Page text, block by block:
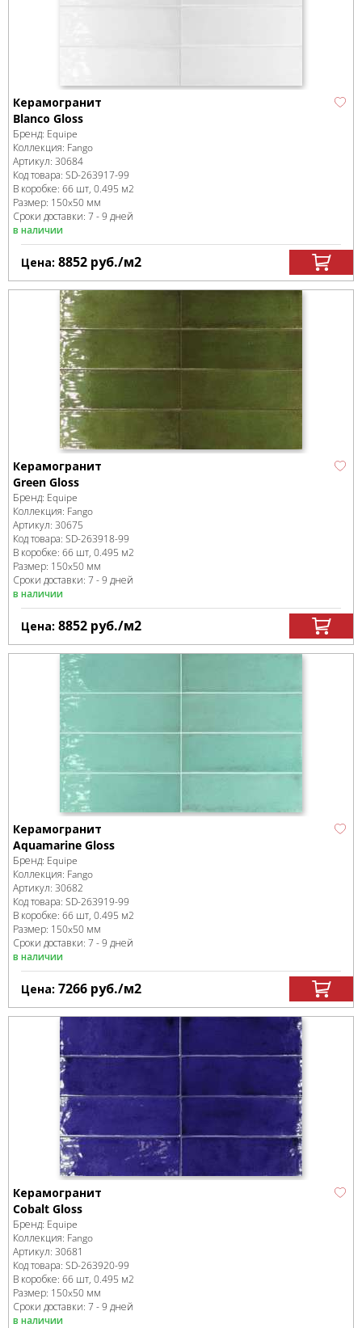
Керамогранит
Blancо Gloss
Бренд: Equipe
Коллекция: Fango
Артикул: 30684
Код товара: SD-263917-99
В коробке: 66 шт, 0.495 м2
Размер: 150x50 мм
Сроки доставки: 7 - 9 дней
в наличии
Цена: 8852 руб./м2
Керамогранит
Green Gloss
Бренд: Equipe
Коллекция: Fango
Артикул: 30675
Код товара: SD-263918-99
В коробке: 66 шт, 0.495 м2
Размер: 150x50 мм
Сроки доставки: 7 - 9 дней
в наличии
Цена: 8852 руб./м2
Керамогранит
Aquamarine Gloss
Бренд: Equipe
Коллекция: Fango
Артикул: 30682
Код товара: SD-263919-99
В коробке: 66 шт, 0.495 м2
Размер: 150x50 мм
Сроки доставки: 7 - 9 дней
в наличии
Цена: 7266 руб./м2
Керамогранит
Cobalt Gloss
Бренд: Equipe
Коллекция: Fango
Артикул: 30681
Код товара: SD-263920-99
В коробке: 66 шт, 0.495 м2
Размер: 150x50 мм
Сроки доставки: 7 - 9 дней
в наличии